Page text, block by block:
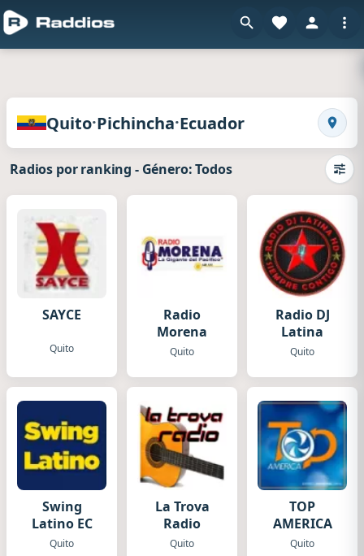
Radios de Quito · Pichincha · Ecuadoren
Quito·Pichincha·Ecuador
Radios por ranking - Género: Todos
SAYCE
Quito
Radio
Morena
Quito
Radio DJ
Latina
Quito
Swing
Latino EC
Quito
La Trova
Radio
Quito
TOP
AMERICA
Quito